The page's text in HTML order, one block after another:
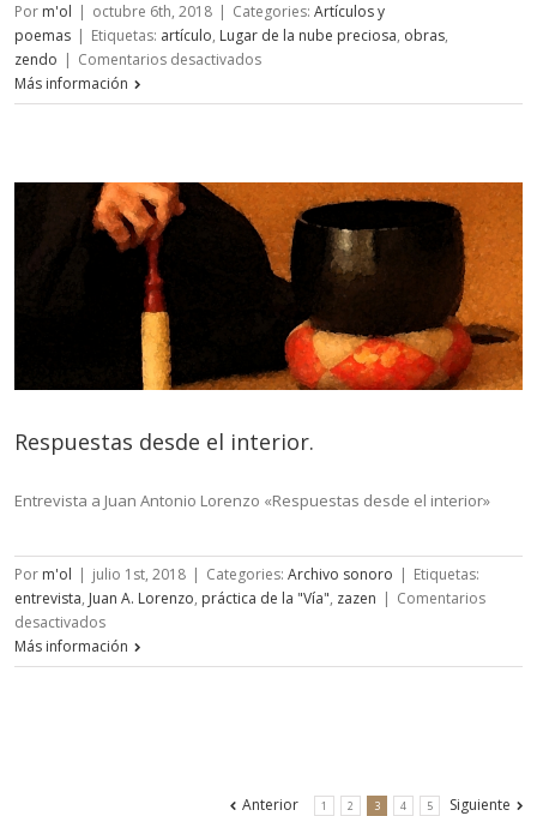
Por m'ol octubre 6th, 2018 Categories: Artículos y
poemas
Etiquetas: artículo, Lugar de la nube preciosa, obras,
zendo
Comentarios desactivadosen
en
Más información
Respuestas desde el interior.
Entrevista a Juan Antonio Lorenzo «Respuestas desde el interior»
Por m'ol | julio 1st, 2018 | Categories: Archivo sonoro | Etiquetas:
entrevista, Juan A. Lorenzo, práctica de la "Vía", zazen | Comentarios
desactivadosen
Respuestas
desde
Más información
Anterior 1 2 3 4 5 Siguiente